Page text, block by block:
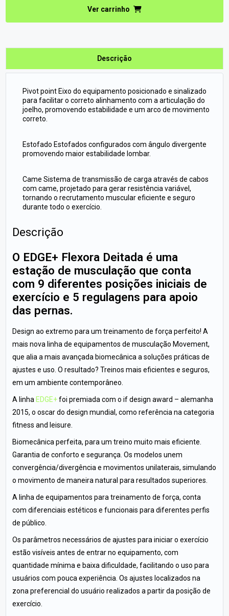
Ver carrinho
Descrição
Pivot point Eixo do equipamento posicionado e sinalizado
para facilitar o correto alinhamento com a articulação do
joelho, promovendo estabilidade e um arco de movimento
correto.
Estofado Estofados configurados com ângulo divergente
promovendo maior estabilidade lombar.
Came Sistema de transmissão de carga através de cabos
com came, projetado para gerar resistência variável,
tornando o recrutamento muscular eficiente e seguro
durante todo o exercício.
Descrição
O EDGE+ Flexora Deitada é uma
estação de musculação que conta
com 9 diferentes posições iniciais de
exercício e 5 regulagens para apoio
das pernas.
Design ao extremo para um treinamento de força perfeito! A
mais nova linha de equipamentos de musculação Movement,
que alia a mais avançada biomecânica a soluções práticas de
ajustes e uso. O resultado? Treinos mais eficientes e seguros,
em um ambiente contemporâneo.
A linha EDGE+foi premiada com o if design award – alemanha
2015, o oscar do design mundial, como referência na categoria
fitness and leisure.
Biomecânica perfeita, para um treino muito mais eficiente.
Garantia de conforto e segurança. Os modelos unem
convergência/divergência e movimentos unilaterais, simulando
o movimento de maneira natural para resultados superiores.
A linha de equipamentos para treinamento de força, conta
com diferenciais estéticos e funcionais para diferentes perfis
de público.
Os parâmetros necessários de ajustes para iniciar o exercício
estão visíveis antes de entrar no equipamento, com
quantidade mínima e baixa dificuldade, facilitando o uso para
usuários com pouca experiência. Os ajustes localizados na
zona preferencial do usuário realizados a partir da posição de
exercício.